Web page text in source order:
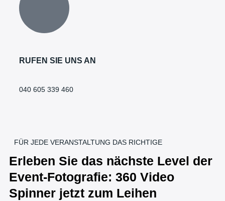
RUFEN SIE UNS AN
040 605 339 460
FÜR JEDE VERANSTALTUNG DAS RICHTIGE
Erleben Sie das nächste Level der
Event-Fotografie: 360 Video
Spinner jetzt zum Leihen